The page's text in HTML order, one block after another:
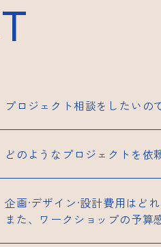
プロジェクト相談をしたいの
どのようなプロジェクトを依
企画·デザイン·設計費用はど
また、ワークショップの予算